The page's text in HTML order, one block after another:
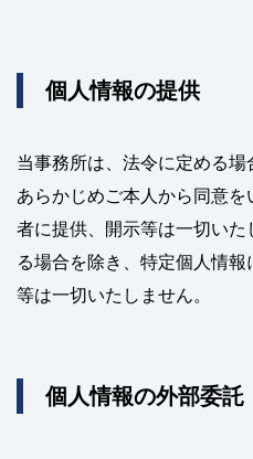
個人情報の提供
当事務所は、法令に定める
あらかじめご本人から同意
者に提供、開示等は一切い
る場合を除き、特定個人情
等は一切いたしません。
個人情報の外部委託